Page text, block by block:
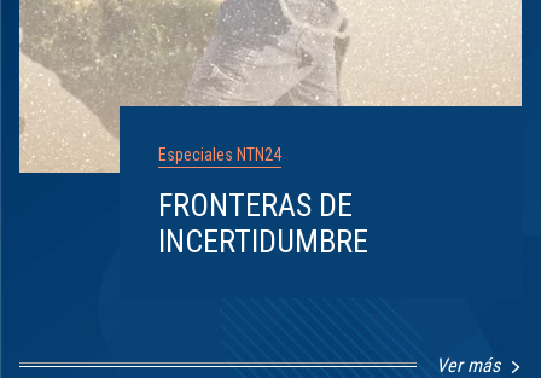
Especiales NTN24
FRONTERAS DE
INCERTIDUMBRE
Ver más